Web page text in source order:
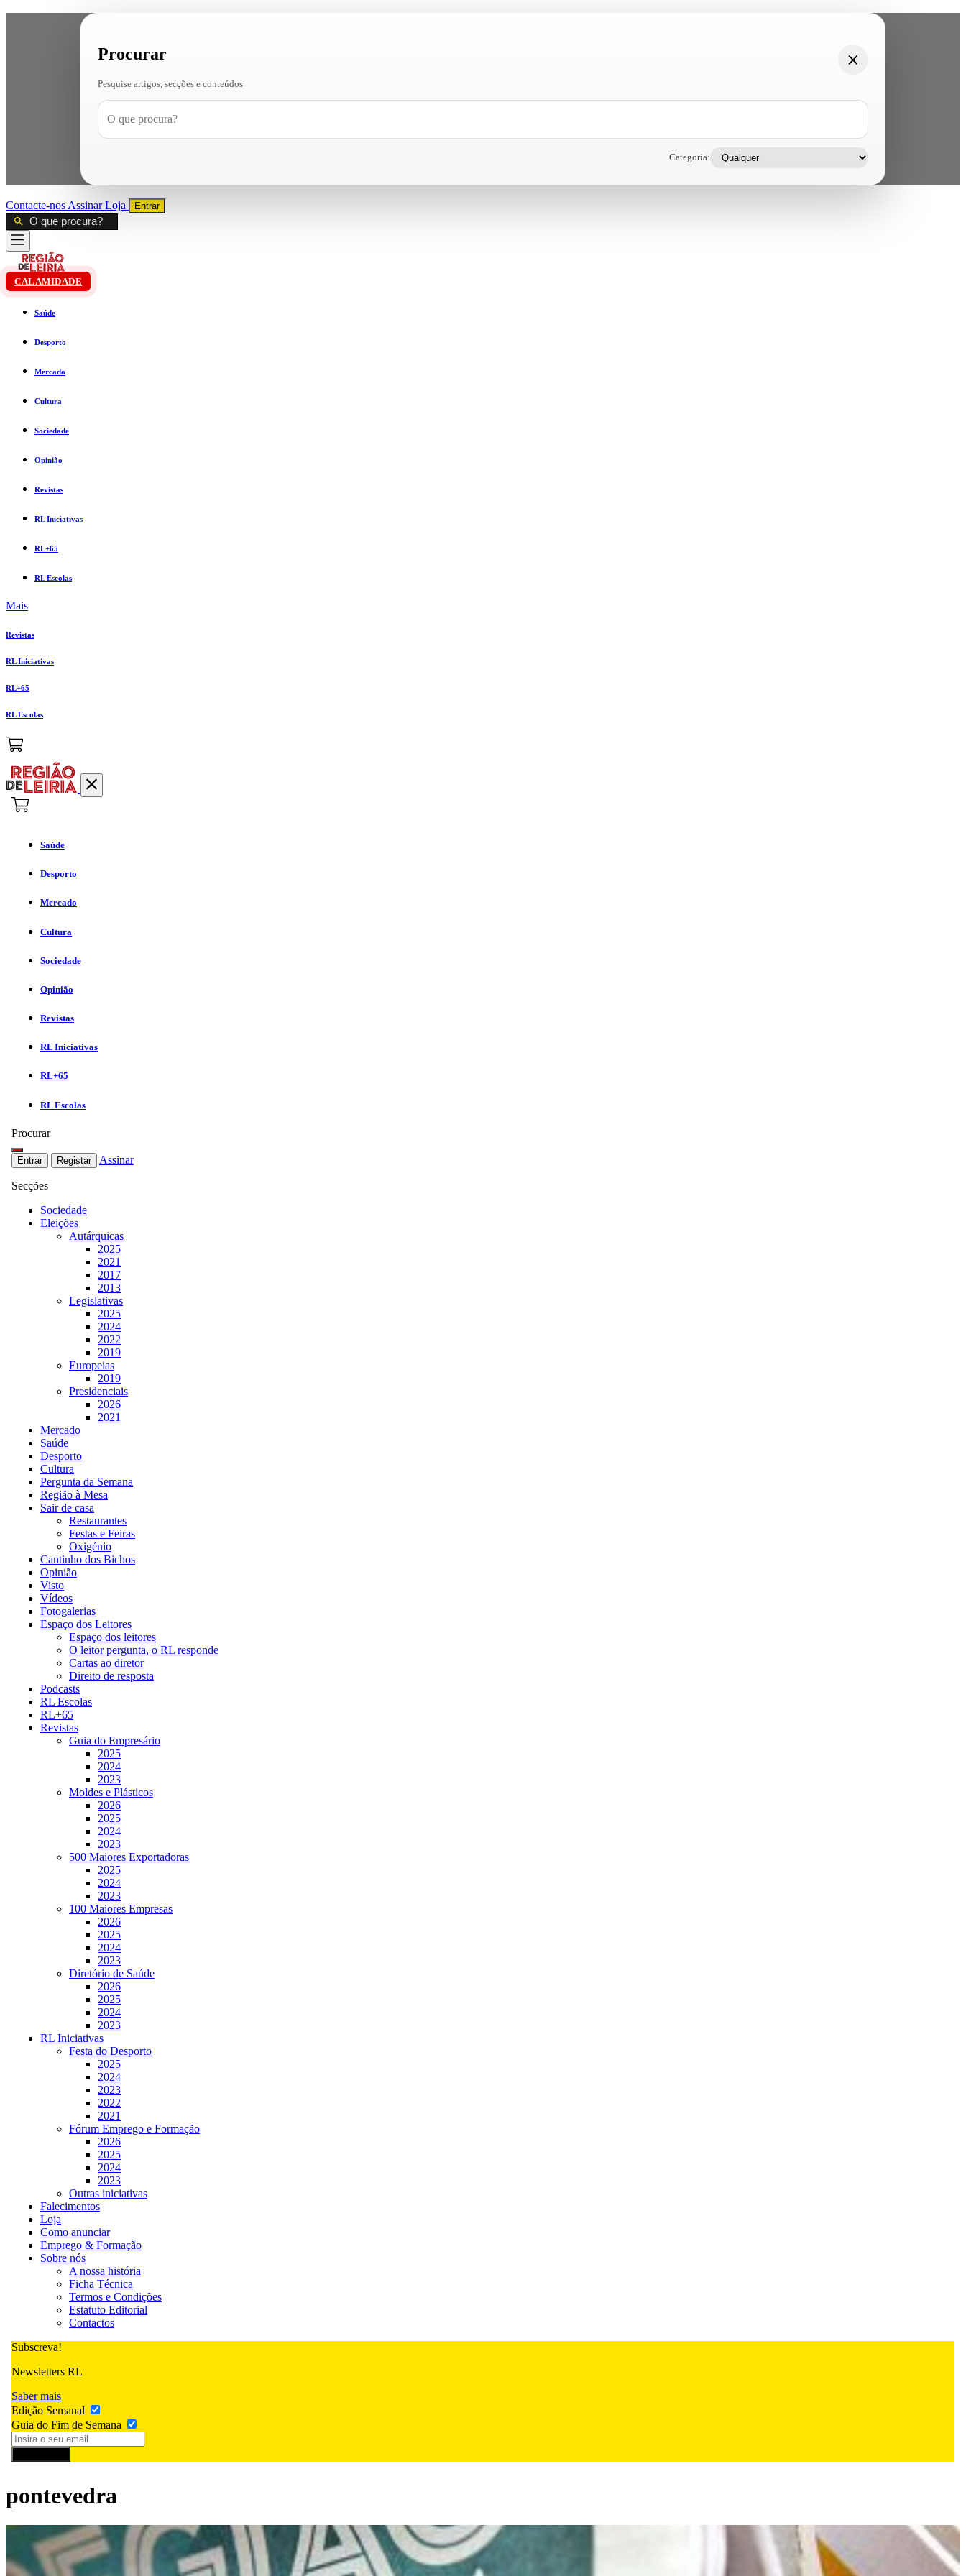
Procurar
Pesquise artigos, secções e conteúdos
Categoria:
Contacte-nos AssinarLoja Entrar
CALAMIDADE
Saúde
Desporto
Mercado
Cultura
Sociedade
Opinião
Revistas
RL Iniciativas
RL+65
RL Escolas
Mais
Revistas
RL Iniciativas
RL+65
RL Escolas
Saúde
Desporto
Mercado
Cultura
Sociedade
Opinião
Revistas
RL Iniciativas
RL+65
RL Escolas
Procurar
Entrar Registar Assinar
Secções
Sociedade
Eleições
Autárquicas
2025
2021
2017
2013
Legislativas
2025
2024
2022
2019
Europeias
2019
Presidenciais
2026
2021
Mercado
Saúde
Desporto
Cultura
Pergunta da Semana
Região à Mesa
Sair de casa
Restaurantes
Festas e Feiras
Oxigénio
Cantinho dos Bichos
Opinião
Visto
Vídeos
Fotogalerias
Espaço dos Leitores
Espaço dos leitores
O leitor pergunta, o RL responde
Cartas ao diretor
Direito de resposta
Podcasts
RL Escolas
RL+65
Revistas
Guia do Empresário
2025
2024
2023
Moldes e Plásticos
2026
2025
2024
2023
500 Maiores Exportadoras
2025
2024
2023
100 Maiores Empresas
2026
2025
2024
2023
Diretório de Saúde
2026
2025
2024
2023
RL Iniciativas
Festa do Desporto
2025
2024
2023
2022
2021
Fórum Emprego e Formação
2026
2025
2024
2023
Outras iniciativas
Falecimentos
Loja
Como anunciar
Emprego & Formação
Sobre nós
A nossa história
Ficha Técnica
Termos e Condições
Estatuto Editorial
Contactos
Subscreva!
Newsletters RL
Saber mais
Edição Semanal
Guia do Fim de Semana
pontevedra